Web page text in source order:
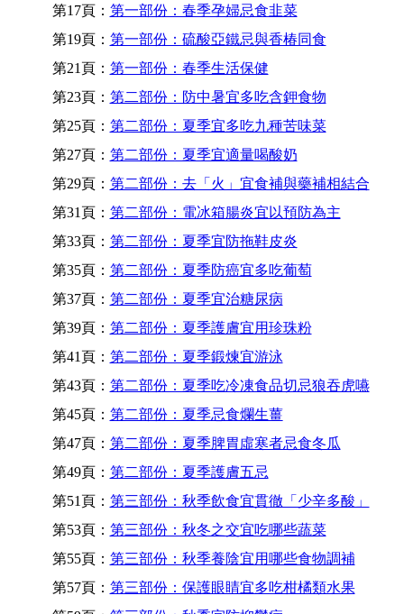
第17頁： 第一部份：春季孕婦忌食韭菜
第19頁： 第一部份：硫酸亞鐵忌與香椿同食
第21頁： 第一部份：春季生活保健
第23頁： 第二部份：防中暑宜多吃含鉀食物
第25頁： 第二部份：夏季宜多吃九種苦味菜
第27頁： 第二部份：夏季宜適量喝酸奶
第29頁： 第二部份：去「火」宜食補與藥補相結合
第31頁： 第二部份：電冰箱腸炎宜以預防為主
第33頁： 第二部份：夏季宜防拖鞋皮炎
第35頁： 第二部份：夏季防癌宜多吃葡萄
第37頁： 第二部份：夏季宜治糖尿病
第39頁： 第二部份：夏季護膚宜用珍珠粉
第41頁： 第二部份：夏季鍛煉宜游泳
第43頁： 第二部份：夏季吃冷凍食品切忌狼吞虎嚥
第45頁： 第二部份：夏季忌食爛生薑
第47頁： 第二部份：夏季脾胃虛寒者忌食冬瓜
第49頁： 第二部份：夏季護膚五忌
第51頁： 第三部份：秋季飲食宜貫徹「少辛多酸」
第53頁： 第三部份：秋冬之交宜吃哪些蔬菜
第55頁： 第三部份：秋季養陰宜用哪些食物調補
第57頁： 第三部份：保護眼睛宜多吃柑橘類水果